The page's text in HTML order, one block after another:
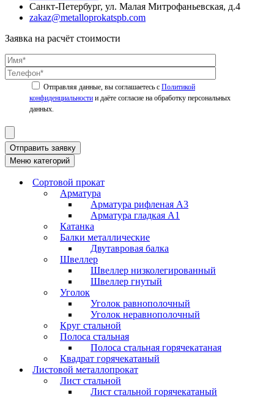
Санкт-Петербург, ул. Малая Митрофаньевская, д.4
zakaz@metalloprokatspb.com
Заявка на расчёт стоимости
Политикой
конфиденциальности
Отправить заявку
Меню категорий
Сортовой прокат
Арматура
Арматура рифленая А3
Арматура гладкая А1
Катанка
Балки металлические
Двутавровая балка
Швеллер
Швеллер низколегированный
Швеллер гнутый
Уголок
Уголок равнополочный
Уголок неравнополочный
Круг стальной
Полоса стальная
Полоса стальная горячекатаная
Квадрат горячекатаный
Листовой металлопрокат
Лист стальной
Лист стальной горячекатаный